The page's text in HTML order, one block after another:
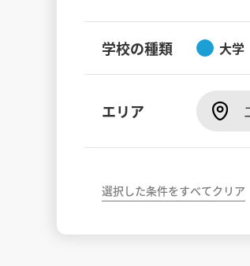
学校の種類 大学
エリア
選択した条件をすべてクリア